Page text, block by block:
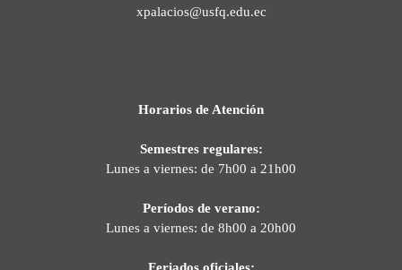
xpalacios@usfq.edu.ec
Horarios de Atención
Semestres regulares:
Lunes a viernes: de 7h00 a 21h00
Períodos de verano:
Lunes a viernes: de 8h00 a 20h00
Feriados oficiales: